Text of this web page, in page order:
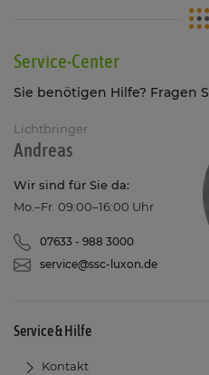
Service-Center
Sie benötigen Hilfe? Fragen
Lichtbringer
Andreas
Wir sind für Sie da:
Mo.–Fr. 09:00–16:00 Uhr
07633 - 988 3000
service@ssc-luxon.de
Service & Hilfe
Kontakt